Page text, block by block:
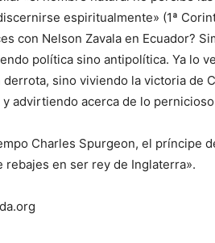
espiritualmente» (1ª
con Nelson Zavala en Ecuador?
política sino antipolítica. Ya lo
sino viviendo la victoria de
advirtiendo acerca de lo
Charles Spurgeon, el príncipe
rebajes en ser rey de Inglaterra».